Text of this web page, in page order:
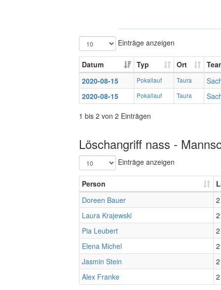
Einträge anzeigen
Datum Typ Ort
2020-08-15
Pokallauf Taura
2020-08-15
Pokallauf Taura
1 bis 2 von 2 Einträgen
Löschangriff nass -
Einträge anzeigen
Person
Doreen Bauer
2
Laura Krajewski
2
Pia Leubert
2
Elena Michel
2
Jasmin Stein
2
Alex Franke
2